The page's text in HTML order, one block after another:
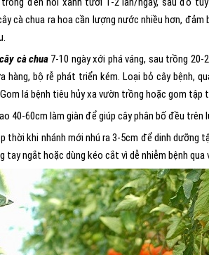
cà chua ra hoa cần lượng nước nhiều hơn,
cà chua 7-10 ngày xới phá váng, sau trồng
hàng, bộ rễ phát triển kém. Loại bỏ cây bệnh,
lá bệnh tiêu hủy xa vườn trồng hoặc gom tập
40-60cm làm giàn để giúp cây phân bố đều
thời khi nhánh mới nhú ra 3-5cm để dinh dưỡng
tay ngắt hoặc dùng kéo cắt vì dễ nhiễm bệnh